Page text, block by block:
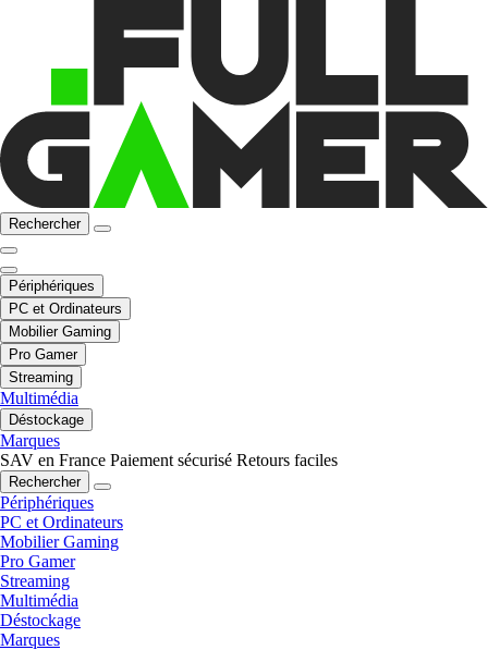
Rechercher
Périphériques
PC et Ordinateurs
Mobilier Gaming
Pro Gamer
Streaming
Multimédia
Déstockage
Marques
SAV en France Paiement sécurisé Retours faciles
Rechercher
Périphériques
PC et Ordinateurs
Mobilier Gaming
Pro Gamer
Streaming
Multimédia
Déstockage
Marques